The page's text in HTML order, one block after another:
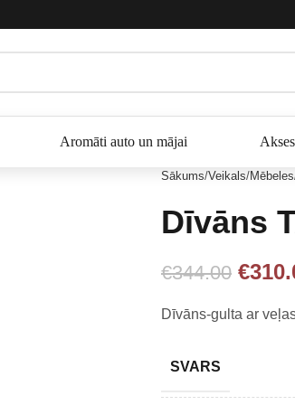
Aromāti auto un mājai
Sākums Veikals Mēbeles
Dīvāns
€344.00 €
Dīvāns-gulta ar
SVARS